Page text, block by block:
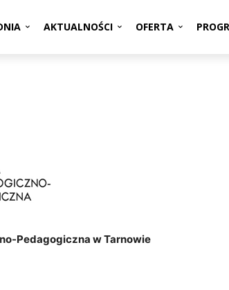
AKTUALNOŚCI OFERTA
Pedagogiczna w Tarnowie